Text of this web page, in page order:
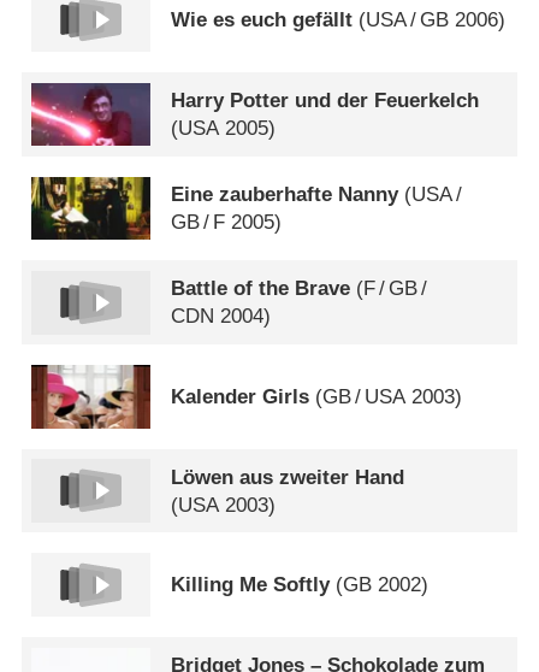
Wie es euch gefällt (USA/ GB 2006)
Harry Potter und der Feuerkelch
(USA2005)
Eine zauberhafte Nanny(USA/
GB/ F 2005)
Battle of the Brave (F/ GB/
CDN 2004)
Kalender Girls (GB/ USA2003)
Löwen aus zweiter Hand
(USA 2003)
Killing Me Softly(GB 2002)
Bridget Jones – Schokolade zum